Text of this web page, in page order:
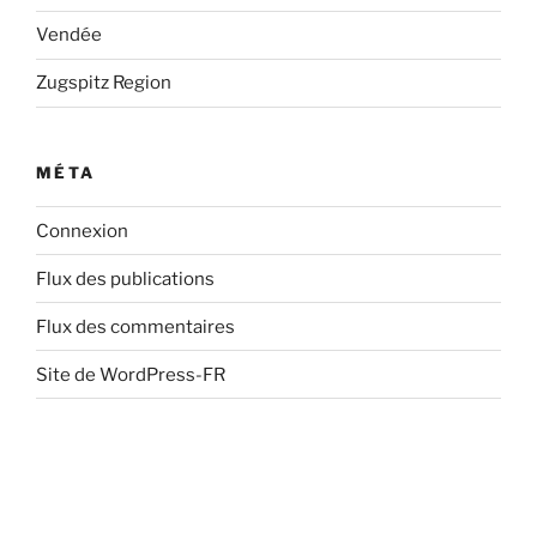
Vendée
Zugspitz Region
MÉTA
Connexion
Flux des publications
Flux des commentaires
Site de WordPress-FR